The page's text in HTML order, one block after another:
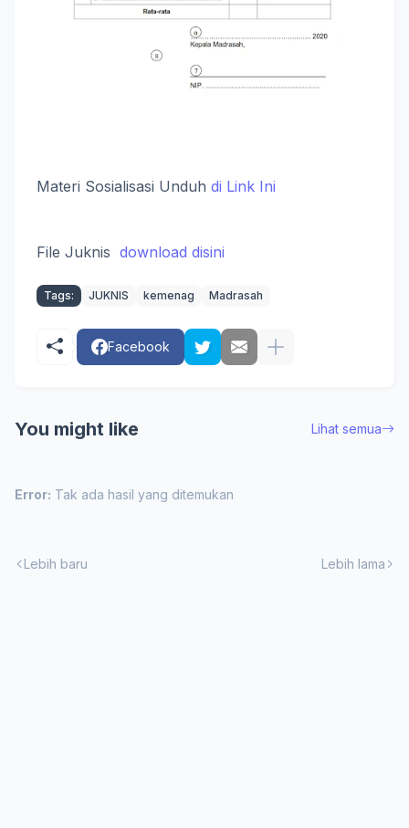
Materi Sosialisasi Unduh di Link Ini
File Juknis download disini
Tags: JUKNIS kemenag Madrasah
Facebook
You might like Lihat semua
Error: Tak ada hasil yang ditemukan
Lebih baru Lebih lama